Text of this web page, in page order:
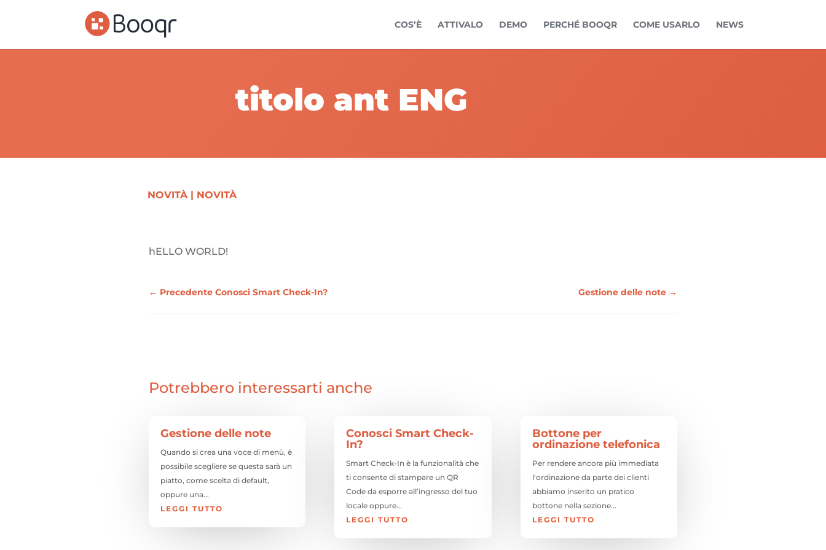
COS’È ATTIVALO DEMO PERCHÉ BOOQR COME USARLO NEWS
titolo ant ENG
NOVITÀ| NOVITÀ
hELLO WORLD!
← Precedente Conosci Smart Check-In? Gestione delle note →
Potrebbero interessarti anche
Gestione delle note
Quando si crea una voce di menù, è
possibile scegliere se questa sarà un
piatto, come scelta di default,
oppure una...
LEGGI TUTTO
Conosci Smart Check-
In?
Smart Check-In è la funzionalità che
ti consente di stampare un QR
Code da esporre all’ingresso del tuo
locale oppure...
LEGGI TUTTO
Bottone per
ordinazione telefonica
Per rendere ancora più immediata
l'ordinazione da parte dei clienti
abbiamo inserito un pratico
bottone nella sezione...
LEGGI TUTTO